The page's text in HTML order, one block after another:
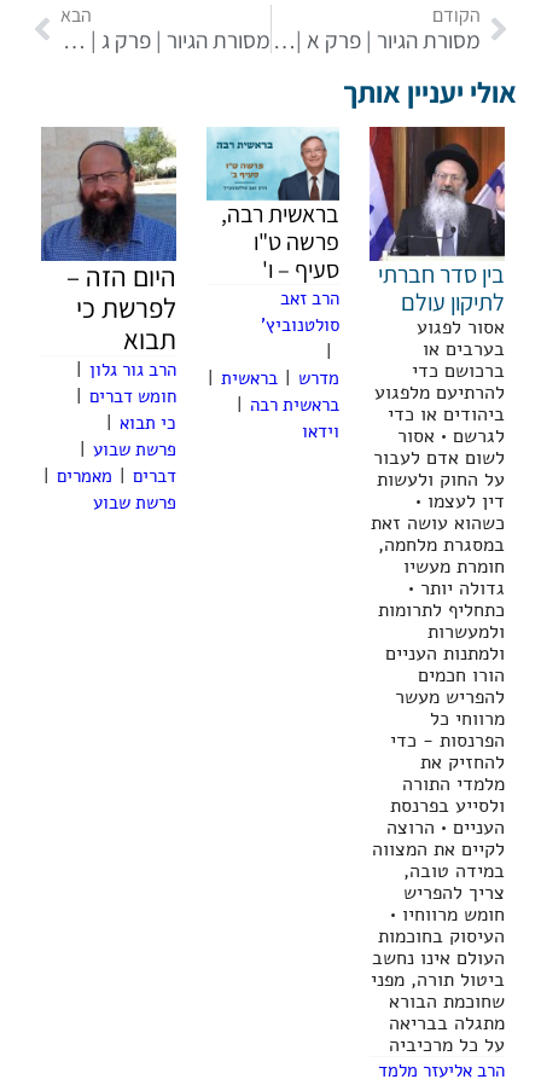
הקודם
מסורת הגיור | פרק א | השאלה
הבא
מסורת הגיור | פרק ג | איסור נישואין ל'נטען על הנוכרית'
אולי יעניין אותך
בין סדר חברתי
לתיקון עולם
אסור לפגוע
בערבים או
ברכושם כדי
להרתיעם מלפגוע
ביהודים או כדי
לגרשם • אסור
לשום אדם לעבור
על החוק ולעשות
דין לעצמו •
כשהוא עושה זאת
במסגרת מלחמה,
חומרת מעשיו
גדולה יותר •
כתחליף לתרומות
ולמעשרות
ולמתנות העניים
הורו חכמים
להפריש מעשר
מרווחי כל
הפרנסות - כדי
להחזיק את
מלמדי התורה
ולסייע בפרנסת
העניים • הרוצה
לקיים את המצווה
במידה טובה,
צריך להפריש
חומש מרווחיו •
העיסוק בחוכמות
העולם אינו נחשב
ביטול תורה, מפני
שחוכמת הבורא
מתגלה בבריאה
על כל מרכיביה
הרב אליעזר מלמד
בראשית רבה,
פרשה ט"ו
סעיף – ו'
הרב זאב
סולטנוביץ'
מדרש
בראשית
בראשית רבה
וידאו
היום הזה –
לפרשת כי
תבוא
הרב גור גלון
חומש דברים
כי תבוא
פרשת שבוע
דברים
מאמרים
פרשת שבוע